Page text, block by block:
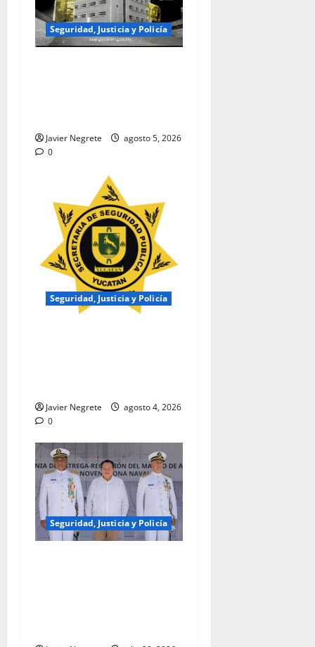
Seguridad, Justicia y Policía
Javier Negrete
agosto 5, 2026
0
Seguridad, Justicia y Policía
Javier Negrete
agosto 4, 2026
0
Seguridad, Justicia y Policía